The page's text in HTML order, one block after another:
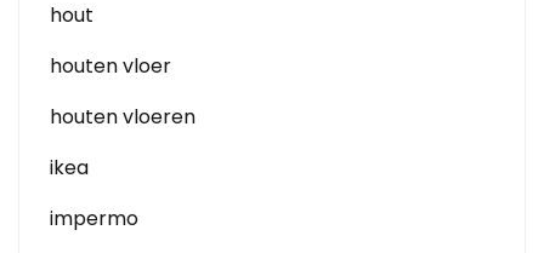
hout
houten vloer
houten vloeren
ikea
impermo